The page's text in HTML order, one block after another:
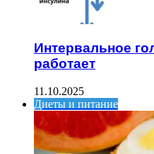
Интервальное
работает
11.10.2025
Диеты и питание